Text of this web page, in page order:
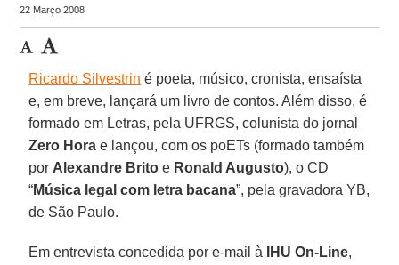
22 Março 2008
Ricardo Silvestrin é poeta, músico, cronista, ensaísta
e, em breve, lançará um livro de contos. Além disso, é
formado em Letras, pela UFRGS, colunista do jornal
Zero Hora e lançou, com os poETs (formado também
por Alexandre Brito e Ronald Augusto), o CD
“Música legal com letra bacana”, pela gravadora YB,
de São Paulo.
Em entrevista concedida por e-mail à IHU On-Line,